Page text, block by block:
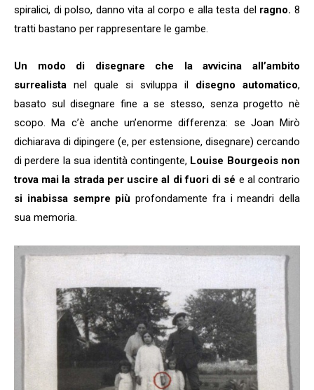
spiralici, di polso, danno vita al corpo e alla testa delragno. 8
tratti bastano per rappresentare le gambe.
Un modo di disegnare che la avvicina all’ambito
surrealista nel quale si sviluppa il disegno automatico,
basato sul disegnare fine a se stesso, senza progetto nè
scopo. Ma c’è anche un’enorme differenza: se Joan Mirò
dichiarava di dipingere (e, per estensione, disegnare) cercando
di perdere la sua identità contingente, Louise Bourgeois non
trova mai la strada per uscire al di fuori di sé e al contrario
si inabissa sempre più profondamente fra i meandri della
sua memoria.